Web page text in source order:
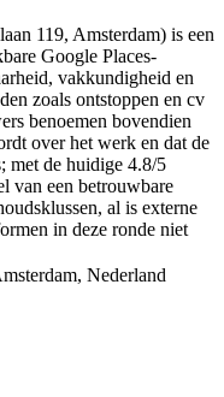
119, Amsterdam) is een
Google Places-
vakkundigheid en
zoals ontstoppen en cv
benoemen bovendien
over het werk en dat de
met de huidige 4.8/5
van een betrouwbare
al is externe
in deze ronde niet
Nederland